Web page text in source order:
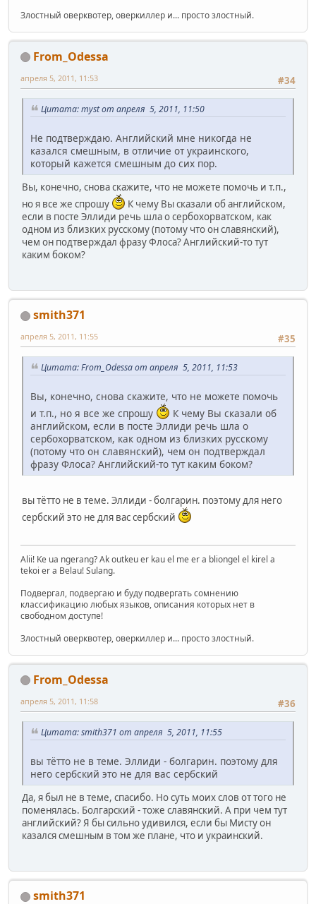
Злостный оверквотер, оверкиллер и... просто злостный.
From_Odessa
#34
апреля 5, 2011, 11:53
Цитата: myst от апреля 5, 2011, 11:50
Не подтверждаю. Английский мне никогда не
казался смешным, в отличие от украинского,
который кажется смешным до сих пор.
Вы, конечно, снова скажите, что не можете помочь и т.п.,
но я все же спрошу
К чему Вы сказали об английском,
если в посте Эллиди речь шла о сербохорватском, как
одном из близких русскому (потому что он славянский),
чем он подтверждал фразу Флоса? Английский-то тут
каким боком?
smith371
#35
апреля 5, 2011, 11:55
Цитата: From_Odessa от апреля 5, 2011, 11:53
Вы, конечно, снова скажите, что не можете помочь
и т.п., но я все же спрошу
К чему Вы сказали об
английском, если в посте Эллиди речь шла о
сербохорватском, как одном из близких русскому
(потому что он славянский), чем он подтверждал
фразу Флоса? Английский-то тут каким боком?
вы тётто не в теме. Эллиди - болгарин. поэтому для него
сербский это не для вас сербский
Alii! Ke ua ngerang? Ak outkeu er kau el me er a bliongel el kirel a
tekoi er a Belau! Sulang.
Подвергал, подвергаю и буду подвергать сомнению
классификацию любых языков, описания которых нет в
свободном доступе!
Злостный оверквотер, оверкиллер и... просто злостный.
From_Odessa
#36
апреля 5, 2011, 11:58
Цитата: smith371 от апреля 5, 2011, 11:55
вы тётто не в теме. Эллиди - болгарин. поэтому для
него сербский это не для вас сербский
Да, я был не в теме, спасибо. Но суть моих слов от того не
поменялась. Болгарский - тоже славянский. А при чем тут
английский? Я бы сильно удивился, если бы Мисту он
казался смешным в том же плане, что и украинский.
smith371